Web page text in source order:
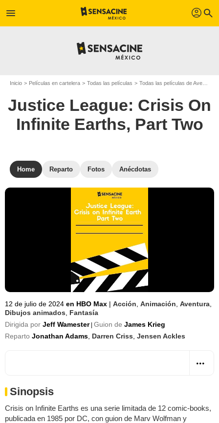
menu profil search
Inicio Películas en cartelera Todas las películas Todas las películas de Aventura
Justice League: Crisis On
Infinite Earths, Part Two
Home Reparto Fotos Anécdotas
12 de julio de 2024 en HBO Max | Acción Animación Aventura
Dibujos animados
Fantasía
Dirigida por Jeff Wamester Guion de James Krieg
Reparto Jonathan Adams Darren Criss Jensen Ackles
Sinopsis
Crisis on Infinite Earths es una serie limitada de 12 comic-books,
publicada en 1985 por DC, con guion de Marv Wolfman y